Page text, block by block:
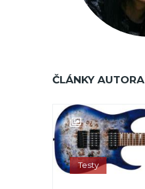
ČLÁNKY AUTORA
Testy